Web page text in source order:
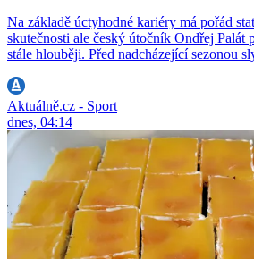
Na základě úctyhodné kariéry má pořád
skutečnosti ale český útočník Ondřej Palát
stále hlouběji. Před nadcházející sezonou
Aktuálně.cz - Sport
dnes, 04:14